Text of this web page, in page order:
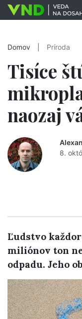
Domov Príroda
Tisíce
naozaj
8.
Ľudstvo
miliónov ton
odpadu. Jeho